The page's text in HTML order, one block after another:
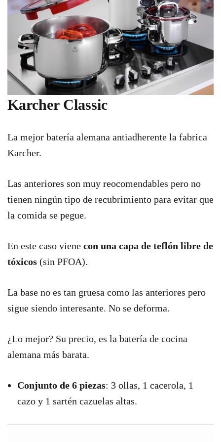
Karcher Classic
La mejor batería alemana antiadherente la fabrica
Karcher.
Las anteriores son muy reocomendables pero no
tienen ningún tipo de recubrimiento para evitar que
la comida se pegue.
En este caso viene con una capa de teflón libre de
tóxicos (sin PFOA).
La base no es tan gruesa como las anteriores pero
sigue siendo interesante. No se deforma.
¿Lo mejor? Su precio, es la batería de cocina
alemana más barata.
Conjunto de 6 piezas: 3 ollas, 1 cacerola, 1
cazo y 1 sartén cazuelas altas.